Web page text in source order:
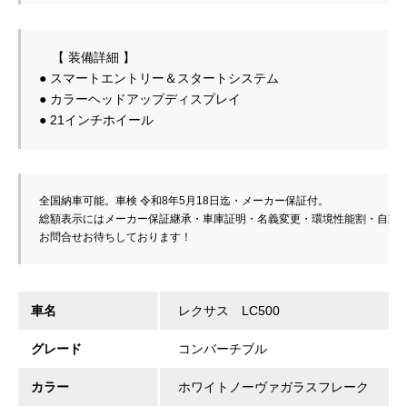
【 装備詳細 】
● スマートエントリー＆スタートシステム
● カラーヘッドアップディスプレイ
全国納車可能。車検 令和8年5月18日迄・メーカー保証付。
総額表示にはメーカー保証継承・車庫証明・名義変更・ 環境性能割・自動
お問合せお待ちしております！
車名 レクサス LC500
グレード コンバーチブル
カラー ホワイトノーヴァガラスフレーク